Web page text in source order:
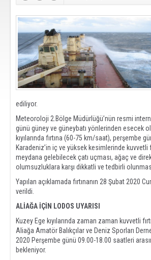
ediliyor.
Meteoroloji 2.Bölge Müdürlüğü’nün resmi
günü güney ve güneybatı yönlerinden esecek
kıyılarında fırtına (60-75 km/saat), perşembe
Karadeniz’in iç ve yüksek kesimlerinde kuvvetli
meydana gelebilecek çatı uçması, ağaç ve
olumsuzluklara karşı dikkatli ve tedbirli
Yapılan açıklamada fırtınanın 28 Şubat 2020
verildi.
ALİAĞA İÇİN LODOS UYARISI
Kuzey Ege kıyılarında zaman zaman kuvvetli
Aliağa Amatör Balıkçılar ve Deniz Sporları
2020 Perşembe günü 09.00-18.00 saatleri
bekleniyor.